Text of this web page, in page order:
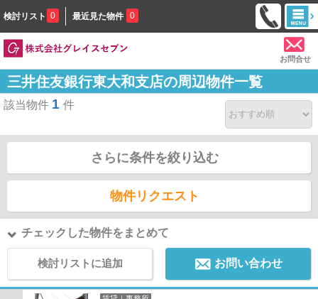
検討リスト 0 最近見た物件 0
お問合せ
三井住友銀行東大和支店の周辺物件一覧
該当物件 1 件
さらに条件を絞り込む
物件リクエスト
チェックした物件をまとめて
検討リストに追加 お問い合わせ